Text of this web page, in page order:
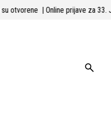
su otvorene | Online prijave za